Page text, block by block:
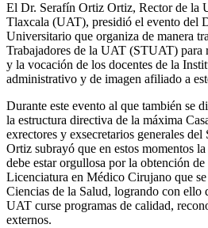
El Dr. Serafín Ortiz Ortiz, Rector de la
Tlaxcala (UAT), presidió el evento del
Universitario que organiza de manera
Trabajadores de la UAT (STUAT) para
y la vocación de los docentes de la
administrativo y de imagen afiliado a
Durante este evento al que también se
la estructura directiva de la máxima
exrectores y exsecretarios generales
Ortiz subrayó que en estos momentos
debe estar orgullosa por la obtención
Licenciatura en Médico Cirujano que
Ciencias de la Salud, logrando con ello
UAT curse programas de calidad,
externos.